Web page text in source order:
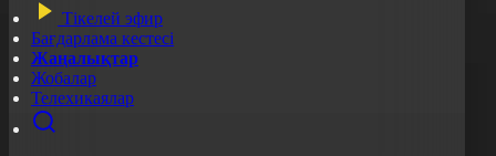
Тікелей эфир
Бағдарлама кестесі
Жаңалықтар
Жобалар
Телехикаялар